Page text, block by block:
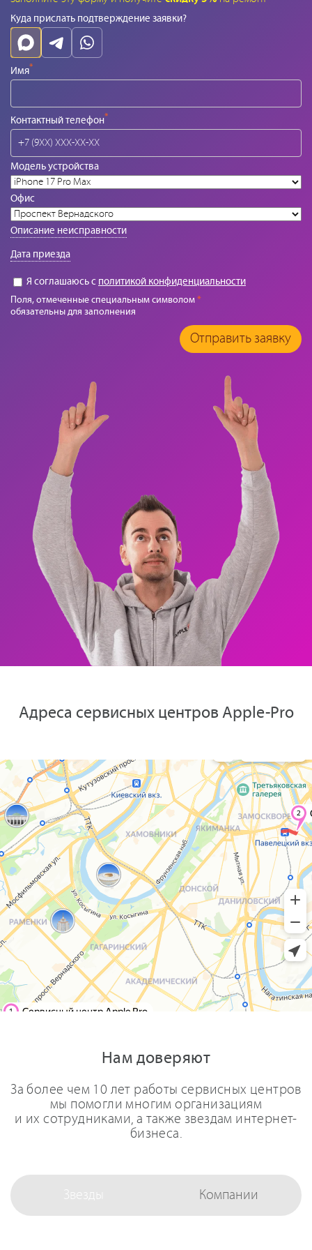
Куда прислать подтверждение заявки?
Имя*
Контактный телефон*
Модель устройства
Офис
Описание неисправности
Дата приезда
Я соглашаюсь с политикой конфиденциальности
Поля, отмеченные специальным символом*
обязательны для заполнения
Отправить заявку
Адреса сервисных центров Apple-Pro
Нам доверяют
За более чем 10 лет работы сервисных центров
мы помогли многим организациям
и их сотрудниками, а также звездам интернет-
бизнеса.
Звезды Компании